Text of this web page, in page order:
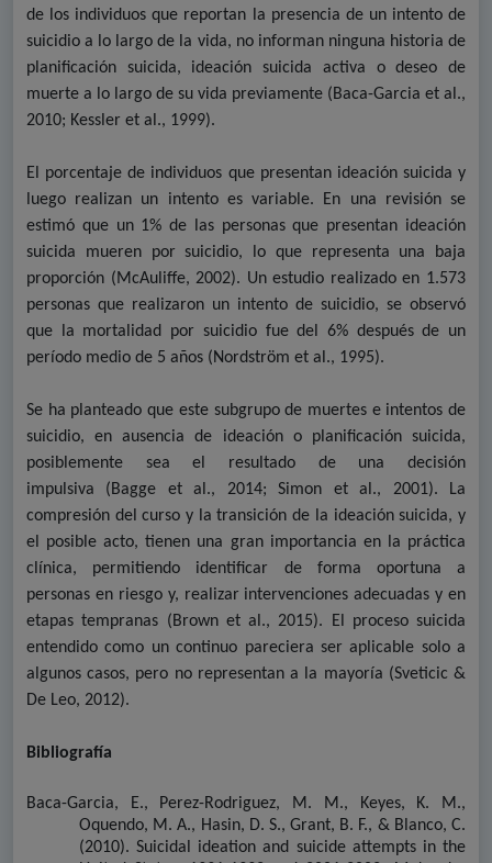
de los individuos que reportan la presencia de un intento de
suicidio a lo largo de la vida, no informan ninguna historia de
planificación suicida, ideación suicida activa o deseo de
muerte a lo largo de su vida previamente (Baca-Garcia et al.,
2010; Kessler et al., 1999).
El porcentaje de individuos que presentan ideación suicida y
luego realizan un intento es variable. En una revisión se
estimó que un 1% de las personas que presentan ideación
suicida mueren por suicidio, lo que representa una baja
proporción (McAuliffe, 2002). Un estudio realizado en 1.573
personas que realizaron un intento de suicidio, se observó
que la mortalidad por suicidio fue del 6% después de un
período medio de 5 años (Nordström et al., 1995).
Se ha planteado que este subgrupo de muertes e intentos de
suicidio, en ausencia de ideación o planificación suicida,
posiblemente sea el resultado de una decisión
impulsiva (Bagge et al., 2014; Simon et al., 2001). La
compresión del curso y la transición de la ideación suicida, y
el posible acto, tienen una gran importancia en la práctica
clínica, permitiendo identificar de forma oportuna a
personas en riesgo y, realizar intervenciones adecuadas y en
etapas tempranas (Brown et al., 2015). El proceso suicida
entendido como un continuo pareciera ser aplicable solo a
algunos casos, pero no representan a la mayoría (Sveticic &
De Leo, 2012).
Bibliografía
Baca-Garcia, E., Perez-Rodriguez, M. M., Keyes, K. M.,
Oquendo, M. A., Hasin, D. S., Grant, B. F., & Blanco, C.
(2010).Suicidal ideation and suicide attempts in the